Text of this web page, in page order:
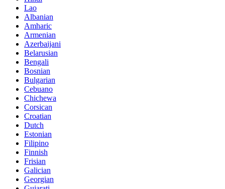
Lao
Albanian
Amharic
Armenian
Azerbaijani
Belarusian
Bengali
Bosnian
Bulgarian
Cebuano
Chichewa
Corsican
Croatian
Dutch
Estonian
Filipino
Finnish
Frisian
Galician
Georgian